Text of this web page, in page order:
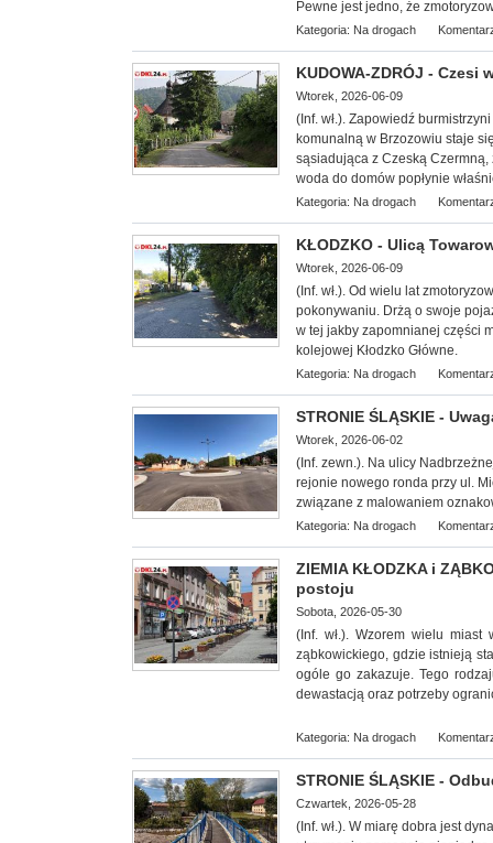
Pewne jest jedno, że
Kategoria: Na drogach
KUDOWA-ZDRÓJ - Czesi
Wtorek, 2026-06-09
(Inf. wł.). Zapowiedź
komunalną w Brzozowiu staje
sąsiadująca z Czeską
woda do domów popłynie
Kategoria: Na drogach
KŁODZKO - Ulicą
Wtorek, 2026-06-09
(Inf. wł.). Od wielu lat
pokonywaniu. Drżą o swoje
w tej jakby zapomnianej części
kolejowej Kłodzko Główne.
Kategoria: Na drogach
STRONIE ŚLĄSKIE -
Wtorek, 2026-06-02
(Inf. zewn.). Na ulicy
rejonie nowego ronda przy ul.
związane z malowaniem
Kategoria: Na drogach
ZIEMIA KŁODZKA i
postoju
Sobota, 2026-05-30
(Inf. wł.). Wzorem wielu
ząbkowickiego, gdzie istnieją
ogóle go zakazuje. Tego
dewastacją oraz potrzeby
Kategoria: Na drogach
STRONIE ŚLĄSKIE -
Czwartek, 2026-05-28
(Inf. wł.). W miarę dobra jest